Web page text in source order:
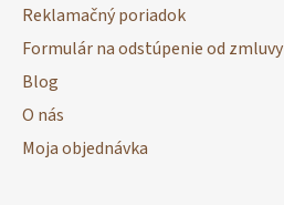
Reklamačný poriadok
Formulár na odstúpenie od zmluvy
Blog
O nás
Moja objednávka